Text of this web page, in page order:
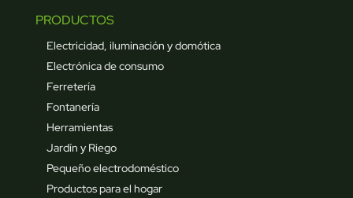
PRODUCTOS
Electricidad, iluminación y domótica
Electrónica de consumo
Ferretería
Fontanería
Herramientas
Jardín y Riego
Pequeño electrodoméstico
Productos para el hogar